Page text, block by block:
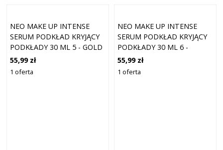
NEO MAKE UP INTENSE
SERUM PODKŁAD KRYJĄCY
PODKŁADY 30 ML 5 - GOLD
55,99 zł
1 oferta
NEO MAKE UP INTENSE
SERUM PODKŁAD KRYJĄCY
PODKŁADY 30 ML 6 -
CARMEL
55,99 zł
1 oferta